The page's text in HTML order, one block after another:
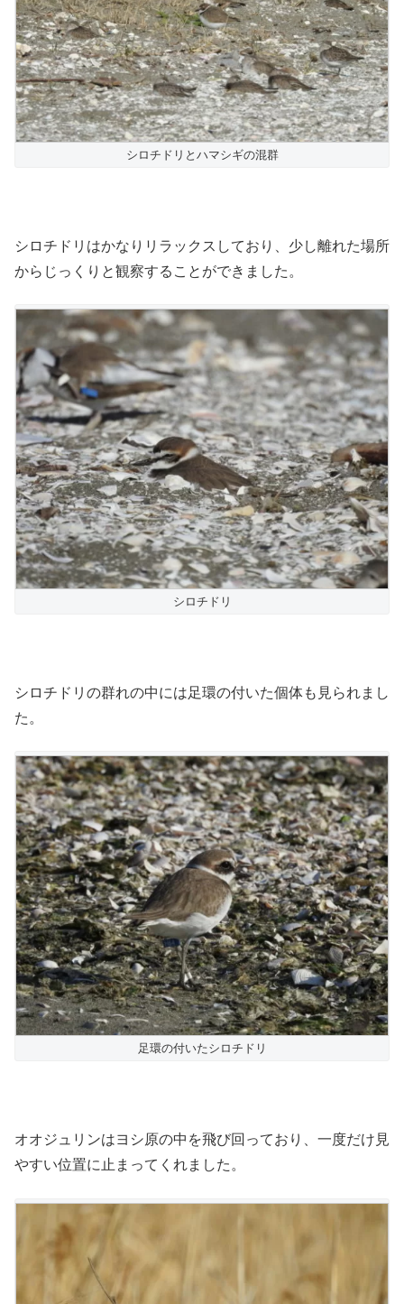
シロチドリとハマシギの混群
シロチドリはかなりリラックスしており、少し離れた場所
からじっくりと観察することができました。
シロチドリ
シロチドリの群れの中には足環の付いた個体も見られまし
た。
足環の付いたシロチドリ
オオジュリンはヨシ原の中を飛び回っており、一度だけ見
やすい位置に止まってくれました。